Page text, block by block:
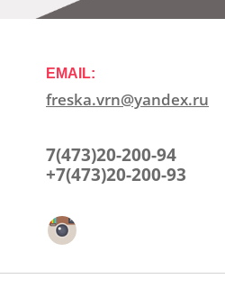
EMAIL:
freska.vrn@yandex.ru
7(473)20-200-94
+7(473)20-200-93